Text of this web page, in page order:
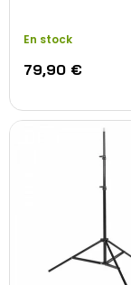
En stock
79,90 €